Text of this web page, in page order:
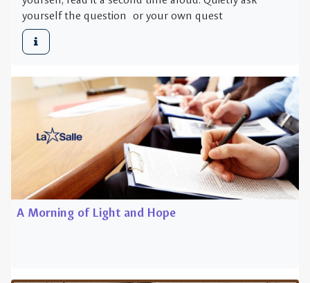
A Morning of Light and Hope